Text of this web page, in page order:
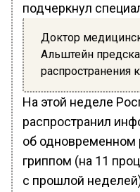
подчеркнул
Доктор
Альштейн
распространения
На этой неделе
распространил
об одновременном
гриппом (на 11
с прошлой